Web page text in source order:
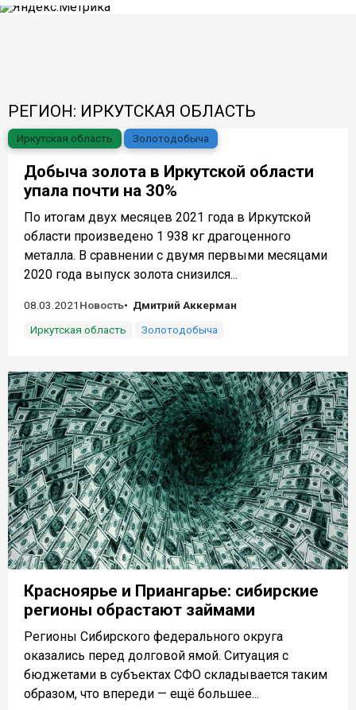
РЕГИОН: ИРКУТСКАЯ ОБЛАСТЬ
Иркутская область Золотодобыча
Добыча золота в Иркутской области
упала почти на 30%
По итогам двух месяцев 2021 года в Иркутской
области произведено 1 938 кг драгоценного
металла. В сравнении с двумя первыми месяцами
2020 года выпуск золота снизился...
08.03.2021 Новость
Дмитрий Аккерман
Иркутская область
Золотодобыча
Красноярье и Приангарье: сибирские
регионы обрастают займами
Регионы Сибирского федерального округа
оказались перед долговой ямой. Ситуация с
бюджетами в субъектах СФО складывается таким
образом, что впереди — ещё большее...